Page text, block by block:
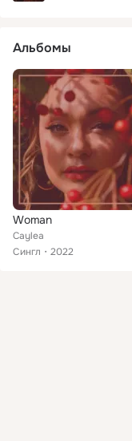
Альбомы
Woman
Caylea
Сингл
2022